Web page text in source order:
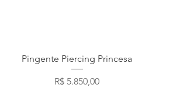
Visualização rápida
Pingente Piercing Princesa
Preço
R$ 5.850,00